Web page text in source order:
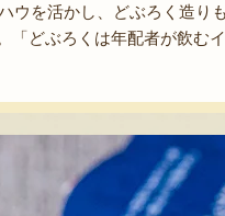
ウを活かし、どぶろく造
「どぶろくは年配者が飲む